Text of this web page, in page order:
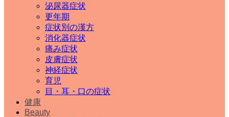
泌尿器症状
更年期
症状別の漢方
消化器症状
痛み症状
皮膚症状
神経症状
育児
目・耳・口の症状
健康
Beauty